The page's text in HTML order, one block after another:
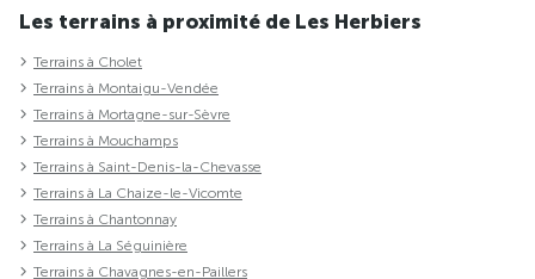
Les terrains à proximité de Les Herbiers
Terrains à Cholet
Terrains à Montaigu-Vendée
Terrains à Mortagne-sur-Sèvre
Terrains à Mouchamps
Terrains à Saint-Denis-la-Chevasse
Terrains à La Chaize-le-Vicomte
Terrains à Chantonnay
Terrains à La Séguinière
Terrains à Chavagnes-en-Paillers